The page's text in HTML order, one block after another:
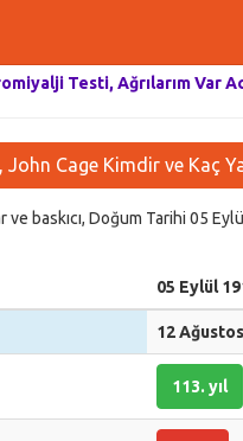
Testi, Ağrılarım Var
Cage Kimdir ve Kaç
baskıcı, Doğum Tarihi 05
05 Eylül
12
113. yıl